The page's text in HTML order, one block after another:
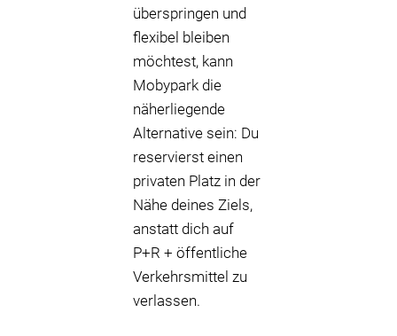
überspringen und
flexibel bleiben
möchtest, kann
Mobypark die
näherliegende
Alternative sein: Du
reservierst einen
privaten Platz in der
Nähe deines Ziels,
anstatt dich auf
P+R + öffentliche
Verkehrsmittel zu
verlassen.